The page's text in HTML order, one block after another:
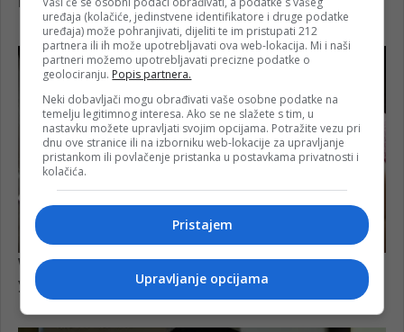
uređaja (kolačiće, jedinstvene identifikatore i druge podatke
uređaja) može pohranjivati, dijeliti te im pristupati 212
partnera ili ih može upotrebljavati ova web-lokacija. Mi i naši
partneri možemo upotrebljavati precizne podatke o
geolociranju. Popis partnera.
Neki dobavljači mogu obrađivati vaše osobne podatke na
temelju legitimnog interesa. Ako se ne slažete s tim, u
nastavku možete upravljati svojim opcijama. Potražite vezu pri
dnu ove stranice ili na izborniku web-lokacije za upravljanje
pristankom ili povlačenje pristanka u postavkama privatnosti i
kolačića.
Pristajem
Upravljanje opcijama